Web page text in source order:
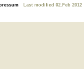
Last modified 02.Feb 2012